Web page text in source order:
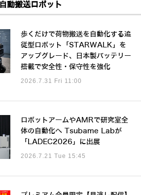
自動搬送ロボット
歩くだけで荷物搬送を自動化する追
従型ロボット「STARWALK」を
アップグレード、日本製バッテリー
搭載で安全性・保守性を強化
2026.7.31 Fri 11:00
ロボットアームやAMRで研究室全
体の自動化へ Tsubame Labが
「LADEC2026」に出展
2026.7.21 Tue 15:45